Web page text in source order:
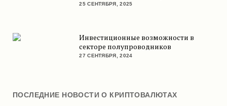
25 СЕНТЯБРЯ, 2025
Инвестиционные возможности в
секторе полупроводников
27 СЕНТЯБРЯ, 2024
ПОСЛЕДНИЕ НОВОСТИ О КРИПТОВАЛЮТАХ